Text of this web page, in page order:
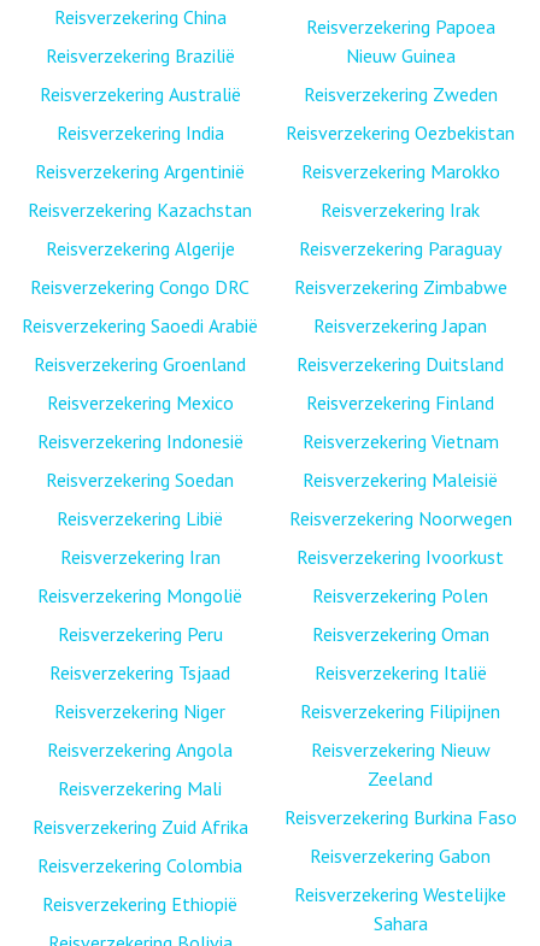
Reisverzekering China
Reisverzekering Brazilië
Reisverzekering Australië
Reisverzekering India
Reisverzekering Argentinië
Reisverzekering Kazachstan
Reisverzekering Algerije
Reisverzekering Congo DRC
Reisverzekering Saoedi Arabië
Reisverzekering Groenland
Reisverzekering Mexico
Reisverzekering Indonesië
Reisverzekering Soedan
Reisverzekering Libië
Reisverzekering Iran
Reisverzekering Mongolië
Reisverzekering Peru
Reisverzekering Tsjaad
Reisverzekering Niger
Reisverzekering Angola
Reisverzekering Mali
Reisverzekering Zuid Afrika
Reisverzekering Colombia
Reisverzekering Ethiopië
Reisverzekering Papoea
Nieuw Guinea
Reisverzekering Zweden
Reisverzekering Oezbekistan
Reisverzekering Marokko
Reisverzekering Irak
Reisverzekering Paraguay
Reisverzekering Zimbabwe
Reisverzekering Japan
Reisverzekering Duitsland
Reisverzekering Finland
Reisverzekering Vietnam
Reisverzekering Maleisië
Reisverzekering Noorwegen
Reisverzekering Ivoorkust
Reisverzekering Polen
Reisverzekering Oman
Reisverzekering Italië
Reisverzekering Filipijnen
Reisverzekering Nieuw
Zeeland
Reisverzekering Burkina Faso
Reisverzekering Gabon
Reisverzekering Westelijke
Sahara